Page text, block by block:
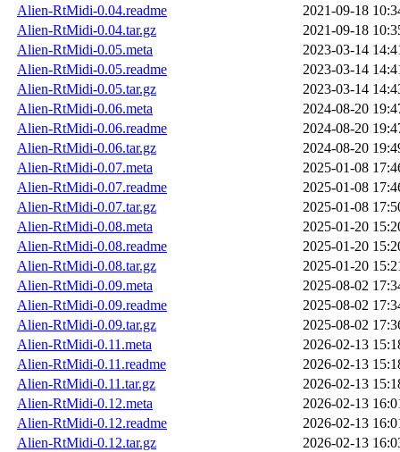
Alien-RtMidi-0.04.readme
2021-09-18
Alien-RtMidi-0.04.tar.gz
2021-09-18
Alien-RtMidi-0.05.meta
2023-03-14
Alien-RtMidi-0.05.readme
2023-03-14
Alien-RtMidi-0.05.tar.gz
2023-03-14
Alien-RtMidi-0.06.meta
2024-08-20
Alien-RtMidi-0.06.readme
2024-08-20
Alien-RtMidi-0.06.tar.gz
2024-08-20
Alien-RtMidi-0.07.meta
2025-01-08
Alien-RtMidi-0.07.readme
2025-01-08
Alien-RtMidi-0.07.tar.gz
2025-01-08
Alien-RtMidi-0.08.meta
2025-01-20
Alien-RtMidi-0.08.readme
2025-01-20
Alien-RtMidi-0.08.tar.gz
2025-01-20
Alien-RtMidi-0.09.meta
2025-08-02
Alien-RtMidi-0.09.readme
2025-08-02
Alien-RtMidi-0.09.tar.gz
2025-08-02
Alien-RtMidi-0.11.meta
2026-02-13
Alien-RtMidi-0.11.readme
2026-02-13
Alien-RtMidi-0.11.tar.gz
2026-02-13
Alien-RtMidi-0.12.meta
2026-02-13
Alien-RtMidi-0.12.readme
2026-02-13
Alien-RtMidi-0.12.tar.gz
2026-02-13